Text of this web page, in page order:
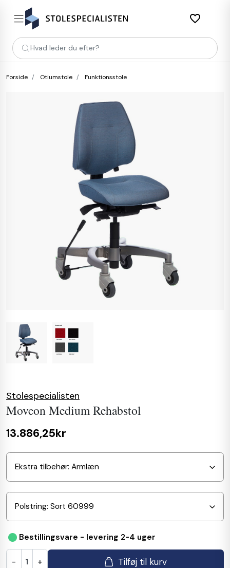
favorite_border
Hvad leder du efter?
Forside Otiumstole Funktionsstole
Stolespecialisten
Moveon Medium Rehabstol
13.886,25kr
•Bestillingsvare - levering 2-4 uger
- + Tilføj til kurv